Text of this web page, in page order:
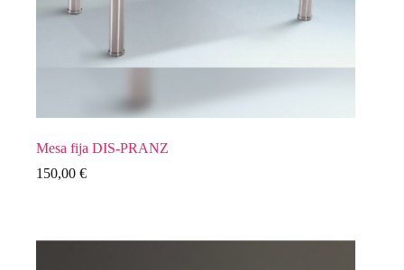
Mesa fija DIS-PRANZ
150,00 €